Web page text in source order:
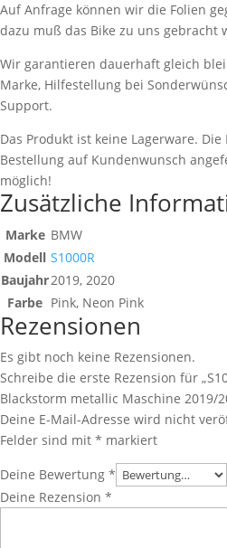
Auf Anfrage können wir die Folien
dazu muß das Bike zu uns gebracht
Wir garantieren dauerhaft gleich
Marke, Hilfestellung bei
Support.
Das Produkt ist keine Lagerware.
Bestellung auf Kundenwunsch
möglich!
Zusätzliche
Marke BMW
Modell S1000R
Baujahr2019, 2020
Farbe Pink, Neon Pink
Rezensionen
Es gibt noch keine Rezensionen.
Schreibe die erste Rezension für
Blackstorm metallic Maschine 2019/
Deine E-Mail-Adresse wird nicht
Felder sind mit * markiert
Deine Bewertung *
Deine Rezension *